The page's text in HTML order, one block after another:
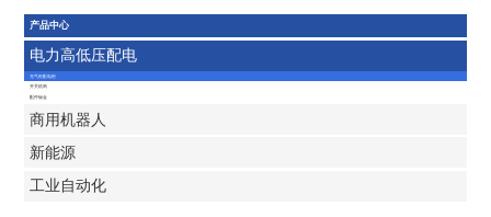
产品中心
电力高低压配电
充气柜配电柜
开关机构
配件钣金
商用机器人
新能源
工业自动化